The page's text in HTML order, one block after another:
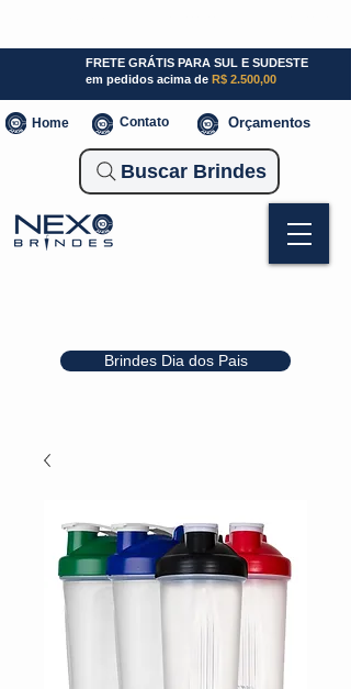
Brindes Dia dos Pais
FRETE GRÁTIS PARA SUL E SUDESTE
em pedidos acima de R$ 2.500,00
Home Contato Orçamentos
Buscar Brindes